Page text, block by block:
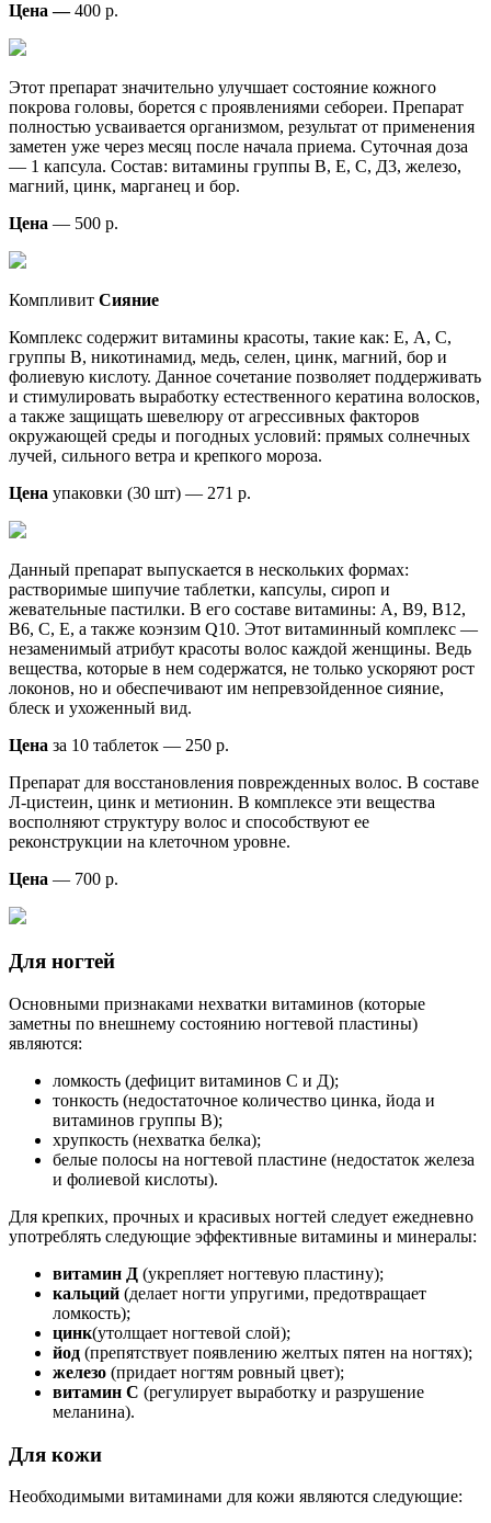
Цена —400 р.
Этот препарат значительно улучшает состояние кожного
покрова головы, борется с проявлениями себореи. Препарат
полностью усваивается организмом, результат от применения
заметен уже через месяц после начала приема. Суточная доза
— 1 капсула. Состав: витамины группы В, Е, С, Д3, железо,
магний, цинк, марганец и бор.
Цена — 500 р.
Компливит Сияние
Комплекс содержит витамины красоты, такие как: Е, А, С,
группы В, никотинамид, медь, селен, цинк, магний, бор и
фолиевую кислоту. Данное сочетание позволяет поддерживать
и стимулировать выработку естественного кератина волосков,
а также защищать шевелюру от агрессивных факторов
окружающей среды и погодных условий: прямых солнечных
лучей, сильного ветра и крепкого мороза.
Цена упаковки (30 шт) — 271 р.
Данный препарат выпускается в нескольких формах:
растворимые шипучие таблетки, капсулы, сироп и
жевательные пастилки. В его составе витамины: А, В9, В12,
В6, С, Е, а также коэнзим Q10. Этот витаминный комплекс —
незаменимый атрибут красоты волос каждой женщины. Ведь
вещества, которые в нем содержатся, не только ускоряют рост
локонов, но и обеспечивают им непревзойденное сияние,
блеск и ухоженный вид.
Цена за 10 таблеток — 250 р.
Препарат для восстановления поврежденных волос. В составе
Л-цистеин, цинк и метионин. В комплексе эти вещества
восполняют структуру волос и способствуют ее
реконструкции на клеточном уровне.
Цена — 700 р.
Для ногтей
Основными признаками нехватки витаминов (которые
заметны по внешнему состоянию ногтевой пластины)
являются:
ломкость (дефицит витаминов С и Д);
тонкость (недостаточное количество цинка, йода и
витаминов группы В);
хрупкость (нехватка белка);
белые полосы на ногтевой пластине (недостаток железа
и фолиевой кислоты).
Для крепких, прочных и красивых ногтей следует ежедневно
употреблять следующие эффективные витамины и минералы:
витамин Д (укрепляет ногтевую пластину);
кальций (делает ногти упругими, предотвращает
ломкость);
цинк(утолщает ногтевой слой);
йод (препятствует появлению желтых пятен на ногтях);
железо (придает ногтям ровный цвет);
витамин С (регулирует выработку и разрушение
меланина).
Для кожи
Необходимыми витаминами для кожи являются следующие: